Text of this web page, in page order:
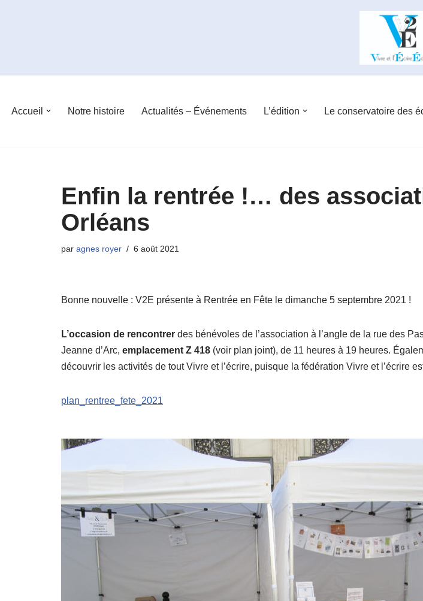
Accueil Notre histoire Actualités – Événements L’édition Le conservatoire des
Enfin la rentrée !… des
Orléans
par agnes royer 6 août 2021
Bonne nouvelle : V2E présente à Rentrée en Fête le dimanche 5 septembre 2021 !
L’occasion de rencontrer des bénévoles de l’association à l’angle de la rue des
Jeanne d’Arc, emplacement Z 418 (voir plan joint), de 11 heures à 19 heures.
découvrir les activités de tout Vivre et l’écrire, puisque la fédération Vivre et l’écrire
plan_rentree_fete_2021